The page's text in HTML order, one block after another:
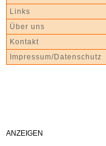
Links
Über uns
Kontakt
Impressum/Datenschutz
ANZEIGEN